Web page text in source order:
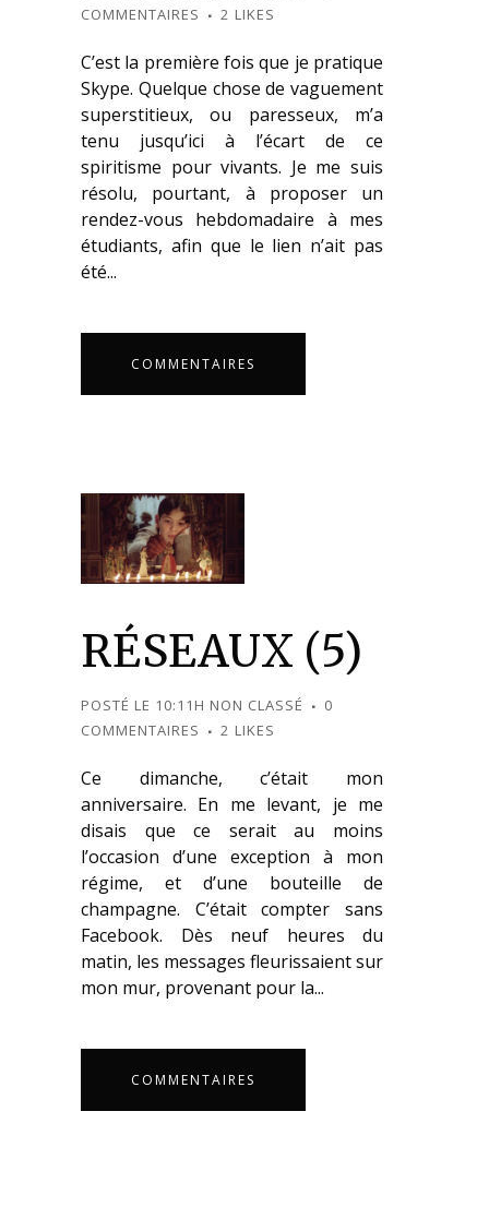
COMMENTAIRES
2 LIKES
C’est la première fois que je pratique
Skype. Quelque chose de vaguement
superstitieux, ou paresseux, m’a
tenu jusqu’ici à l’écart de ce
spiritisme pour vivants. Je me suis
résolu, pourtant, à proposer un
rendez-vous hebdomadaire à mes
étudiants, afin que le lien n’ait pas
été...
COMMENTAIRES
RÉSEAUX (5)
POSTÉ LE 10:11H NON CLASSÉ
0
COMMENTAIRES
2 LIKES
Ce dimanche, c’était mon
anniversaire. En me levant, je me
disais que ce serait au moins
l’occasion d’une exception à mon
régime, et d’une bouteille de
champagne. C’était compter sans
Facebook. Dès neuf heures du
matin, les messages fleurissaient sur
mon mur, provenant pour la...
COMMENTAIRES